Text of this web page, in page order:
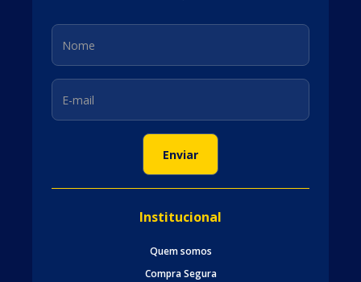
Institucional
Quem somos
Compra Segura